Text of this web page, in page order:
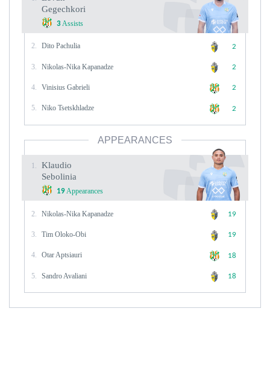
Gegechkori
3 Assists
2. Dito Pachulia 2
3. Nikolas-Nika Kapanadze 2
4. Vinisius Gabrieli 2
5. Niko Tsetskhladze 2
APPEARANCES
1.
Klaudio
Sebolinia
19Appearances
2. Nikolas-Nika Kapanadze 19
3. Tim Oloko-Obi 19
4. Otar Aptsiauri 18
5. Sandro Avaliani 18